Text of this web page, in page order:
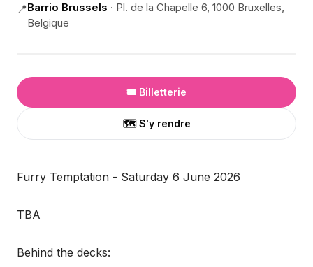
📍Barrio Brussels · Pl. de la Chapelle 6, 1000 Bruxelles,
Belgique
🎟️ Billetterie
🗺️ S'y rendre
Furry Temptation - Saturday 6 June 2026
TBA
Behind the decks: